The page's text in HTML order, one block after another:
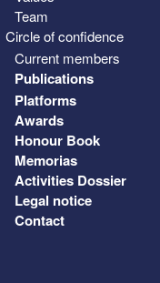
Team
Circle of confidence
Current members
Publications
Platforms
Awards
Honour Book
Memorias
Activities Dossier
Legal notice
Contact